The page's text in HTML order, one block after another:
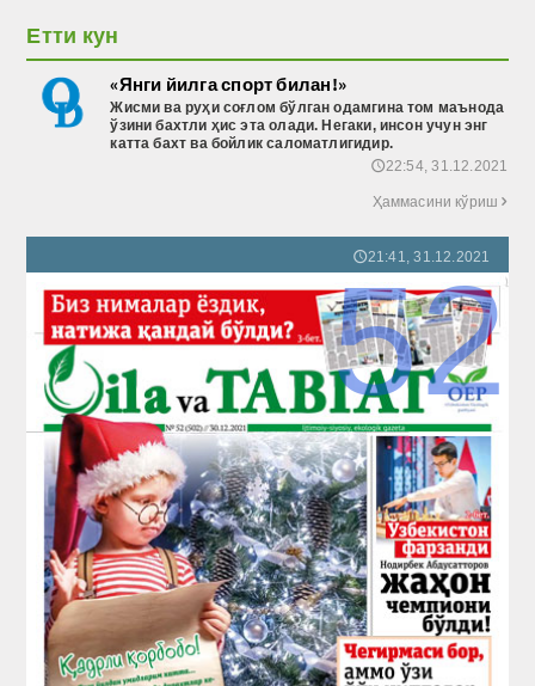
Етти кун
«Янги йилга спорт билан!»
Жисми ва руҳи соғлом бўлган одамгина том маънода
ўзини бахтли ҳис эта олади. Негаки, инсон учун энг
катта бахт ва бойлик саломатлигидир.
🕔22:54, 31.12.2021
Ҳаммасини кўриш
🕔21:41, 31.12.2021
52